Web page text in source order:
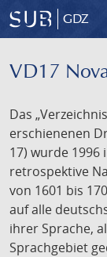
GDZ
VD17
Das
erschienenen
17) wurde 1996
retrospektive
von 1601 bis
auf alle
ihrer Sprache,
Sprachgebiet